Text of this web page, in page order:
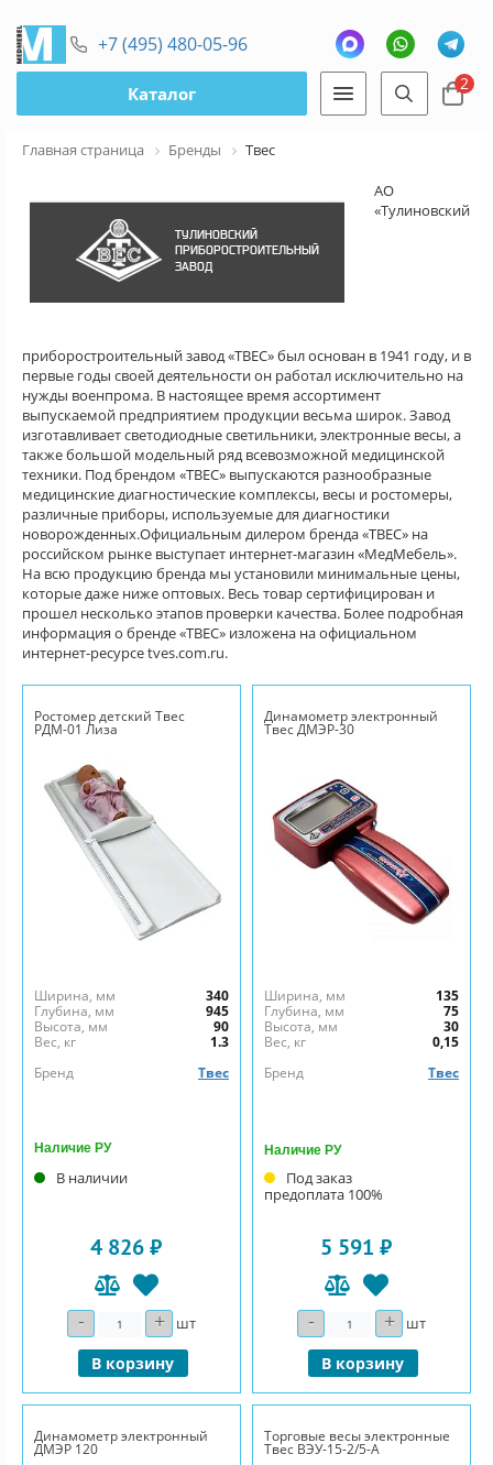
+7 (495) 480-05-96
Каталог 2
Главная страница Бренды Твес
АО
«Тулиновский
приборостроительный завод «ТВЕС» был основан в 1941 году, и в
первые годы своей деятельности он работал исключительно на
нужды военпрома. В настоящее время ассортимент
выпускаемой предприятием продукции весьма широк. Завод
изготавливает светодиодные светильники, электронные весы, а
также большой модельный ряд всевозможной медицинской
техники. Под брендом «ТВЕС» выпускаются разнообразные
медицинские диагностические комплексы, весы и ростомеры,
различные приборы, используемые для диагностики
новорожденных.Официальным дилером бренда «ТВЕС» на
российском рынке выступает интернет-магазин «МедМебель».
На всю продукцию бренда мы установили минимальные цены,
которые даже ниже оптовых. Весь товар сертифицирован и
прошел несколько этапов проверки качества. Более подробная
информация о бренде «ТВЕС» изложена на официальном
интернет-ресурсе tves.com.ru.
Ростомер детский Твес
РДМ-01 Лиза
Ширина, мм
340
Глубина, мм
945
Высота, мм
90
Вес, кг
1.3
Бренд
Твес
Наличие РУ
В наличии
4 826 ₽
- Количество+ шт
В корзину
Динамометр электронный
Твес ДМЭР-30
Ширина, мм
135
Глубина, мм
75
Высота, мм
30
Вес, кг
0,15
Бренд
Твес
Наличие РУ
Под заказ
предоплата 100%
5 591 ₽
- Количество+ шт
В корзину
Динамометр электронный
ДМЭР 120
Торговые весы электронные
Твес ВЭУ-15-2/5-А